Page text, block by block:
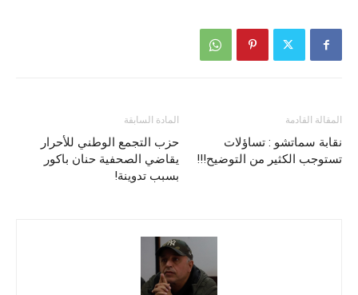
المادة السابقة
حزب التجمع الوطني للأحرار
يقاضي الصحفية حنان باكور
بسبب تدوينة!
المقالة القادمة
نقابة سماتشو : تساؤلات
تستوجب الكثير من التوضيح!!!